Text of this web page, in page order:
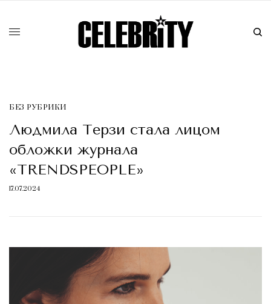
БЕЗ РУБРИКИ
Людмила Терзи стала лицом
обложки журнала
«TRENDSPEOPLE»
17.07.2024